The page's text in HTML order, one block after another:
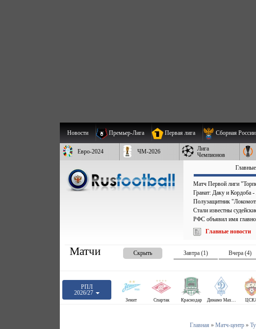
Новости Премьер-Лига Первая лига Сборная России
Евро-2024 ЧМ-2026
Лига
Чемпионов
Главные
Матч Первой лиги
Гранат: Даку и Кордоба
Полузащитник
Стали известны
РФС объявил имя
Главные новости
Матчи Скрыть Завтра (1) Вчера (4)
РПЛ
2026/27
Зенит Спартак Краснодар Динамо Махачкала
Главная » Матч-центр»